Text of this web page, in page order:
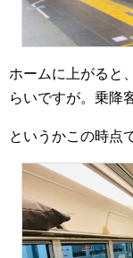
ホームに上がると
らいですが。乗降
というかこの時点